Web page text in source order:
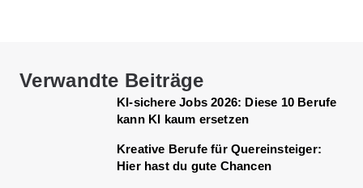
Verwandte Beiträge
KI-sichere Jobs 2026: Diese 10 Berufe
kann KI kaum ersetzen
Kreative Berufe für Quereinsteiger:
Hier hast du gute Chancen